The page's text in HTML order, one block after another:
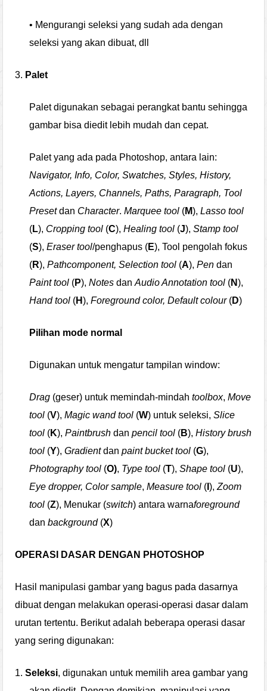
• Mengurangi seleksi yang sudah ada dengan
seleksi yang akan dibuat, dll
3. Palet
Palet digunakan sebagai perangkat bantu sehingga
gambar bisa diedit lebih mudah dan cepat.
Palet yang ada pada Photoshop, antara lain:
Navigator, Info, Color, Swatches, Styles, History,
Actions, Layers, Channels, Paths, Paragraph, Tool
Presetdan Character.Marquee tool (M),Lasso tool
(L), Cropping tool (C),Healing tool (J),Stamp tool
(S),Eraser tool/penghapus (E), Tool pengolah fokus
(R),Pathcomponent, Selection tool (A),Pendan
Paint tool (P),NotesdanAudio Annotation tool (N),
Hand tool (H),Foreground color, Default colour (D)
Pilihan mode normal
Digunakan untuk mengatur tampilan window:
Drag (geser) untuk memindah-mindahtoolbox,Move
tool (V),Magic wand tool (W) untuk seleksi,Slice
tool (K),Paintbrushdanpencil tool (B),History brush
tool (Y),Gradientdanpaint bucket tool (G),
Photography tool (O), Type tool (T),Shape tool (U),
Eye dropper, Color sample,Measure tool ( I),Zoom
tool (Z), Menukar (switch) antara warnaforeground
danbackground (X)
OPERASI DASAR DENGAN PHOTOSHOP
Hasil manipulasi gambar yang bagus pada dasarnya
dibuat dengan melakukan operasi-operasi dasar dalam
urutan tertentu. Berikut adalah beberapa operasi dasar
yang sering digunakan:
1. Seleksi, digunakan untuk memilih area gambar yang